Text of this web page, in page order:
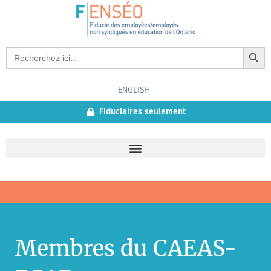
Search
for:
Search Button
ENGLISH
Fiduciaires seulement
Membres du CAEAS-